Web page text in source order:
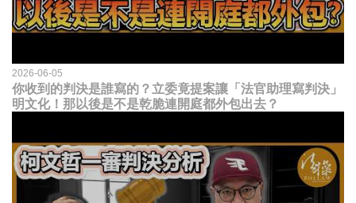
2026-06-05
你收到的判決是誰寫的？立委竟提案讓「法官助理寫判決」
明文化！那以後是不是乾脆連開庭都外包出去？